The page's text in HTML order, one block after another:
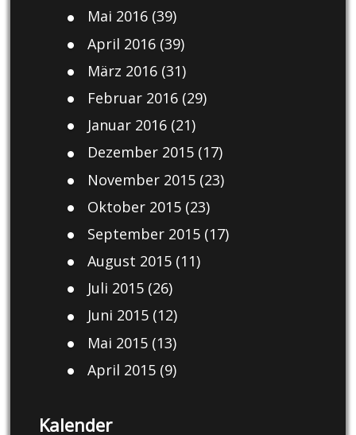
Mai 2016(39)
April 2016(39)
März 2016(31)
Februar 2016(29)
Januar 2016(21)
Dezember 2015(17)
November 2015(23)
Oktober 2015(23)
September 2015(17)
August 2015(11)
Juli 2015(26)
Juni 2015(12)
Mai 2015(13)
April 2015(9)
Kalender